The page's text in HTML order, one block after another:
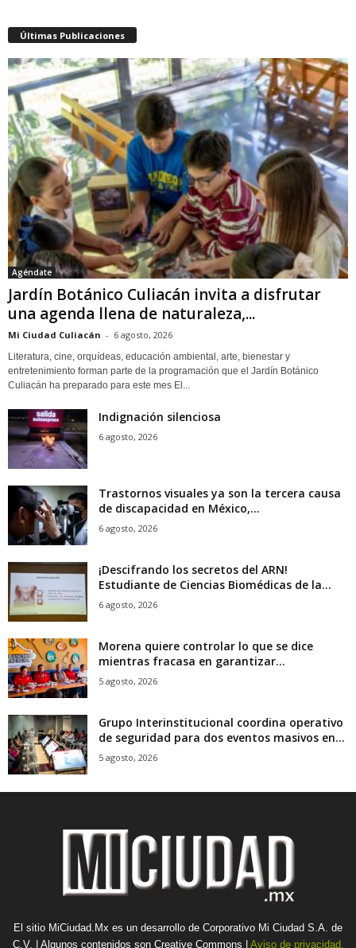
Últimas Publicaciones
Agéndate
Jardín Botánico Culiacán invita a disfrutar
una agenda llena de naturaleza,...
Mi Ciudad Culiacán - 6 agosto, 2026
Literatura, cine, orquídeas, educación ambiental, arte, bienestar y
entretenimiento forman parte de la programación que el Jardín Botánico
Culiacán ha preparado para este mes El...
Indignación silenciosa
6 agosto, 2026
Trastornos visuales ya son la tercera causa
de discapacidad en México,...
6 agosto, 2026
¡Descifrando los secretos del ARN!
Estudiante de Ciencias Biomédicas de la...
6 agosto, 2026
Morena quiere controlar lo que se dice
mientras fracasa en garantizar...
5 agosto, 2026
Grupo Interinstitucional coordina operativo
de seguridad para dos eventos masivos en...
5 agosto, 2026
El sitio MiCiudad.Mx es un desarrollo de Corporativo Mi Ciudad S.A. de
C.V. | Algunos contenidos son Creative Commons | Aviso de privacidad.